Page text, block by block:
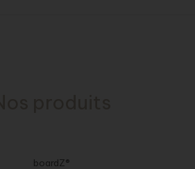
boardZ®